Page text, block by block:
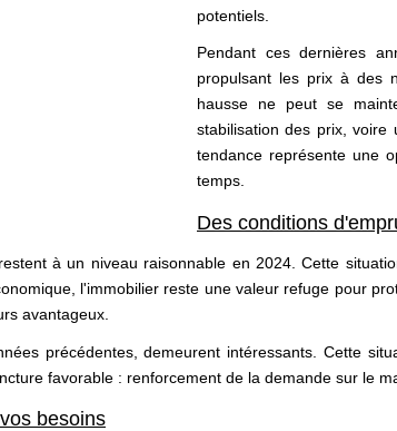
potentiels.
Pendant ces dernières
propulsant les prix à des
hausse ne peut se
stabilisation des prix, voire
tendance représente une
temps.
Des conditions
à un niveau raisonnable en 2024. Cette
l'immobilier reste une valeur refuge pour
avantageux.
précédentes, demeurent intéressants. Cette
favorable : renforcement de la demande sur le
besoins